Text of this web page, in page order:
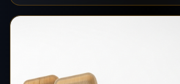
tallarines, algas nori, dim sum, gyozas
especias, pulpas de frutas exóticas, tofu,
(empanadas, chipotles, ají). Venta al por
hoteles y catering. Servicio 365 días/año, 24/